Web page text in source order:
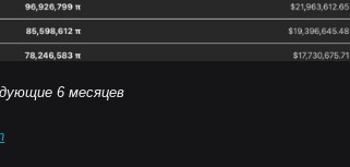
6 месяцев